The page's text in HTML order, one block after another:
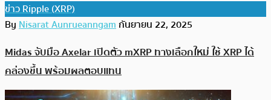
ข่าว Ripple (XRP)
ByNisarat Aunrueanngamกันยายน 22, 2025
Midas จับมือ Axelar เปิดตัว mXRP ทางเลือกใหม่ ใช้ XRP ได้
คล่องขึ้น พร้อมผลตอบแทน